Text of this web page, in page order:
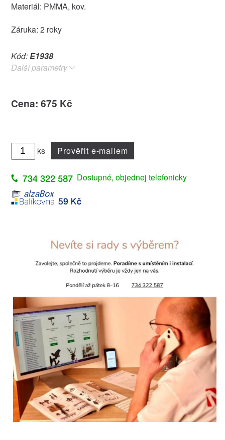
Materiál: PMMA, kov.
Záruka: 2 roky
Kód:E1938
Další parametry
Cena: 675 Kč
ks Prověřit e-mailem
Dostupné, objednej telefonicky